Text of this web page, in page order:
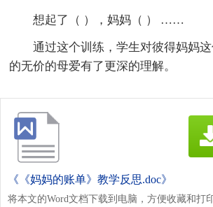
想起了（ ），妈妈（ ） ……
通过这个训练，学生对彼得妈妈
的无价的母爱有了更深的理解。
《《妈妈的账单》教学反思.doc》
将本文的Word文档下载到电脑，方便收藏和打